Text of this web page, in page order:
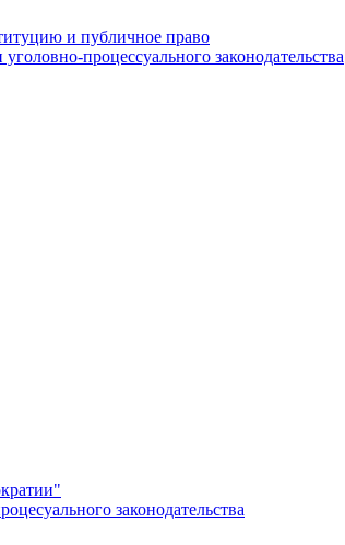
и публичное право
процессуального законодательства
законодательства